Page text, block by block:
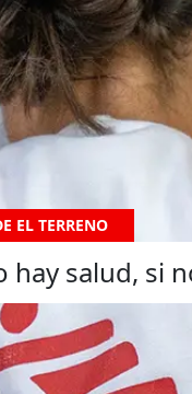
EL TERRENO
hay salud, si